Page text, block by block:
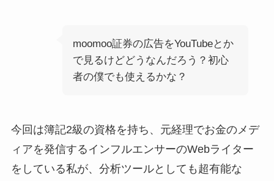
moomoo証券の広告をYouTubeとか
で見るけどどうなんだろう？初心
者の僕でも使えるかな？
今回は簿記2級の資格を持ち、元経理でお金のメデ
ィアを発信するインフルエンサーのWebライター
をしている私が、分析ツールとしても超有能な